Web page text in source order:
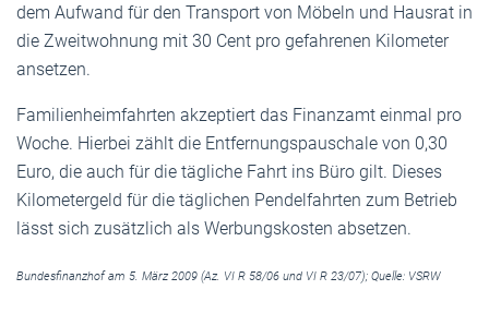
dem Aufwand für den Transport von Möbeln und Hausrat in
die Zweitwohnung mit 30 Cent pro gefahrenen Kilometer
ansetzen.
Familienheimfahrten akzeptiert das Finanzamt einmal pro
Woche. Hierbei zählt die Entfernungspauschale von 0,30
Euro, die auch für die tägliche Fahrt ins Büro gilt. Dieses
Kilometergeld für die täglichen Pendelfahrten zum Betrieb
lässt sich zusätzlich als Werbungskosten absetzen.
Bundesfinanzhof am 5. März 2009 (Az. VI R 58/06 und VI R 23/07); Quelle: VSRW